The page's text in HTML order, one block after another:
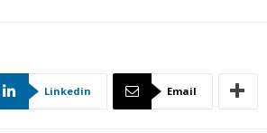
Linkedin Email